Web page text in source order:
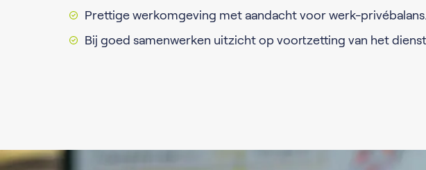
Prettige werkomgeving met aandacht voor werk-privébalans.
Bij goed samenwerken uitzicht op voortzetting van het